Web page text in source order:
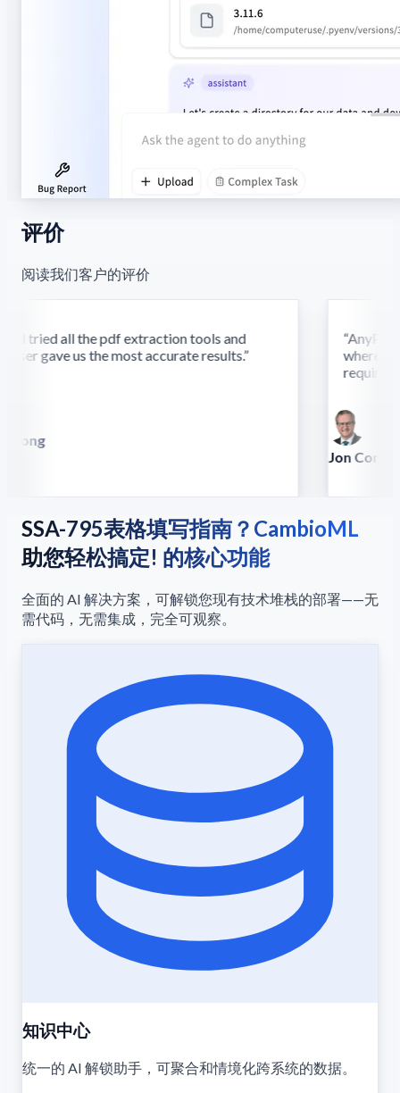
评价
阅读我们客户的评价
tried all the pdf extraction tools and
gave us the most accurate results.”
where
require
Jon Conradt
SSA-795表格填写指南？CambioML
助您轻松搞定! 的核心功能
全面的 AI 解决方案，可解锁您现有技术堆栈的部署——无
需代码，无需集成，完全可观察。
知识中心
统一的 AI 解锁助手，可聚合和情境化跨系统的数据。